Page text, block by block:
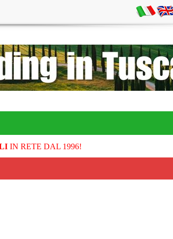
IN RETE DAL 1996!